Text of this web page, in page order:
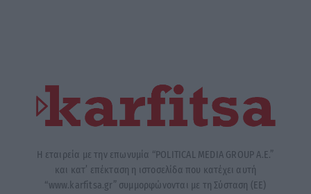
Η εταιρεία με την επωνυμία “POLITICAL MEDIA GROUP A.E.”
και κατ’ επέκταση η ιστοσελίδα που κατέχει αυτή
“www.karfitsa.gr” συμμορφώνονται με τη Σύσταση (ΕΕ)